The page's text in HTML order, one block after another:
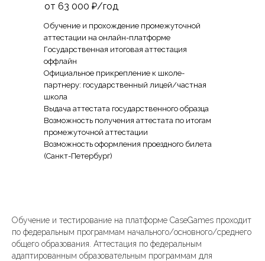
Обучение и прохождение промежуточной
аттестации на онлайн-платформе
Государственная итоговая аттестация
оффлайн
Официальное прикрепление к школе-
партнеру: государственный лицей/частная
школа
Выдача аттестата государственного образца
Возможность получения аттестата по итогам
промежуточной аттестации
Возможность оформления проездного билета
(Санкт-Петербург)
от 63 000 ₽/год
Обучение и тестирование на платформе CaseGames проходит
по федеральным программам начального/основного/среднего
общего образования. Аттестация по федеральным
адаптированным образовательным программам для